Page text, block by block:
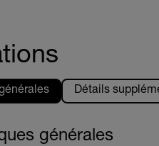
Détails
générales